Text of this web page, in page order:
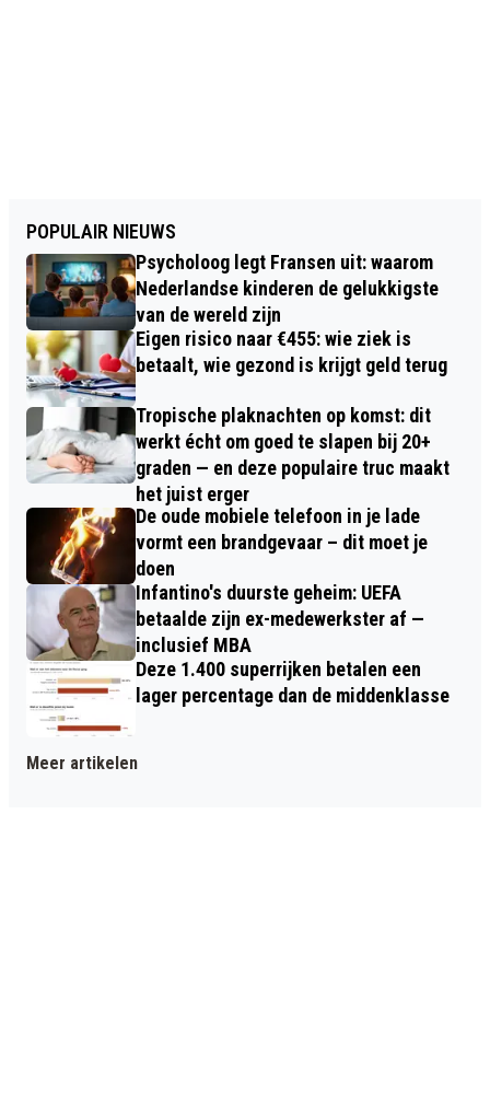
POPULAIR NIEUWS
Psycholoog legt Fransen uit: waarom
Nederlandse kinderen de gelukkigste
van de wereld zijn
Eigen risico naar €455: wie ziek is
betaalt, wie gezond is krijgt geld terug
Tropische plaknachten op komst: dit
werkt écht om goed te slapen bij 20+
graden — en deze populaire truc maakt
het juist erger
De oude mobiele telefoon in je lade
vormt een brandgevaar – dit moet je
doen
Infantino's duurste geheim: UEFA
betaalde zijn ex-medewerkster af —
inclusief MBA
Deze 1.400 superrijken betalen een
lager percentage dan de middenklasse
Meer artikelen